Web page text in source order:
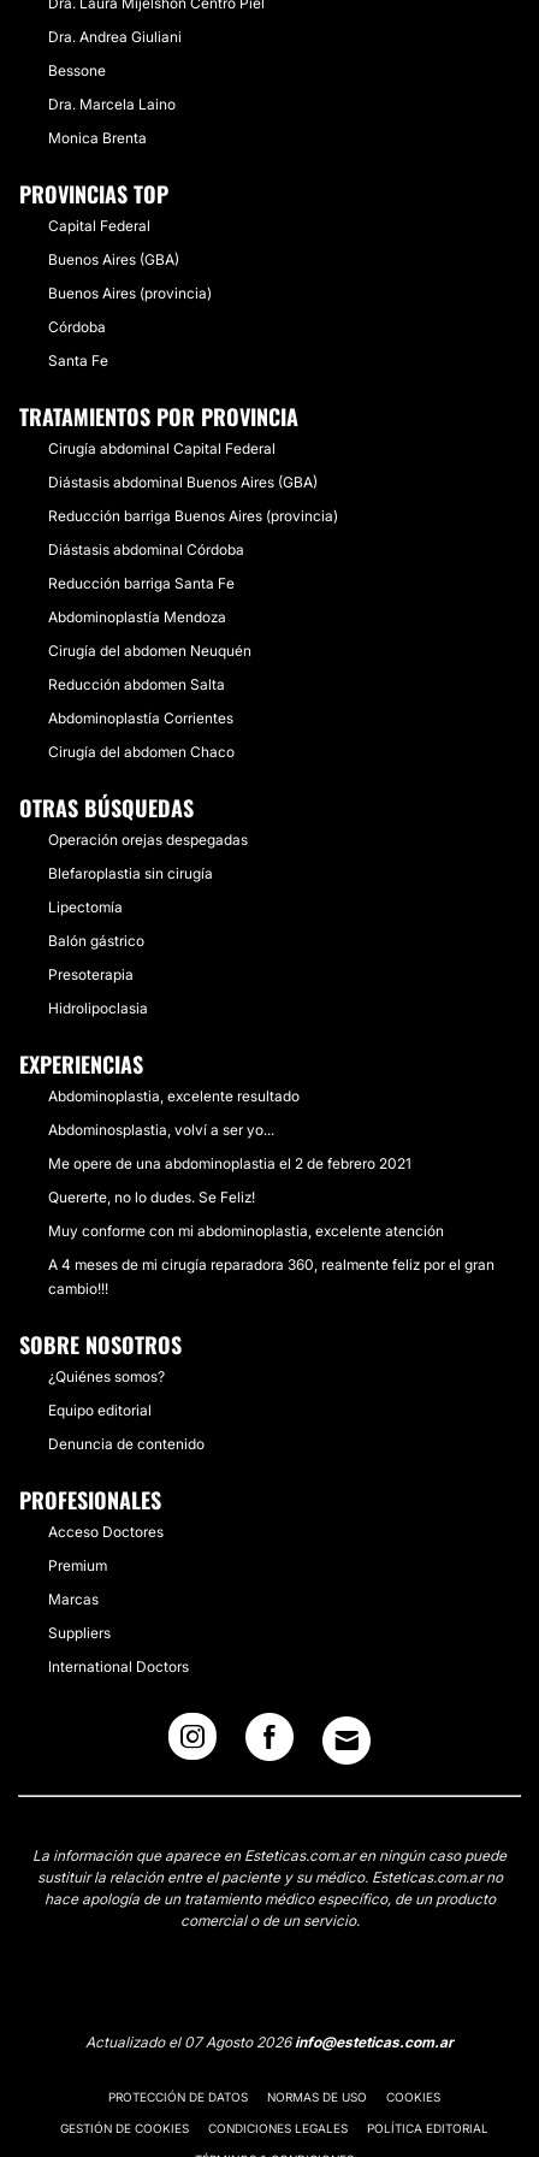
Dra. Andrea Giuliani
Bessone
Dra. Marcela Laino
Monica Brenta
PROVINCIAS TOP
Capital Federal
Buenos Aires (GBA)
Buenos Aires (provincia)
Córdoba
Santa Fe
TRATAMIENTOS POR PROVINCIA
Cirugía abdominal Capital Federal
Diástasis abdominal Buenos Aires (GBA)
Reducción barriga Buenos Aires (provincia)
Diástasis abdominal Córdoba
Reducción barriga Santa Fe
Abdominoplastía Mendoza
Cirugía del abdomen Neuquén
Reducción abdomen Salta
Abdominoplastía Corrientes
Cirugía del abdomen Chaco
OTRAS BÚSQUEDAS
Operación orejas despegadas
Blefaroplastia sin cirugía
Lipectomía
Balón gástrico
Presoterapia
Hidrolipoclasia
EXPERIENCIAS
Abdominoplastia, excelente resultado
Abdominosplastia, volví a ser yo...
Me opere de una abdominoplastia el 2 de febrero 2021
Quererte, no lo dudes. Se Feliz!
Muy conforme con mi abdominoplastia, excelente atención
A 4 meses de mi cirugía reparadora 360, realmente feliz por el gran
cambio!!!
SOBRE NOSOTROS
¿Quiénes somos?
Equipo editorial
Denuncia de contenido
PROFESIONALES
Acceso Doctores
Premium
Marcas
Suppliers
International Doctors
La información que aparece en Esteticas.com.ar en ningún caso puede
sustituir la relación entre el paciente y su médico. Esteticas.com.ar no
hace apología de un tratamiento médico específico, de un producto
comercial o de un servicio.
Actualizado el 07 Agosto 2026info@esteticas.com.ar
PROTECCIÓN DE DATOS NORMAS DE USO COOKIES
GESTIÓN DE COOKIES CONDICIONES LEGALES POLÍTICA EDITORIAL